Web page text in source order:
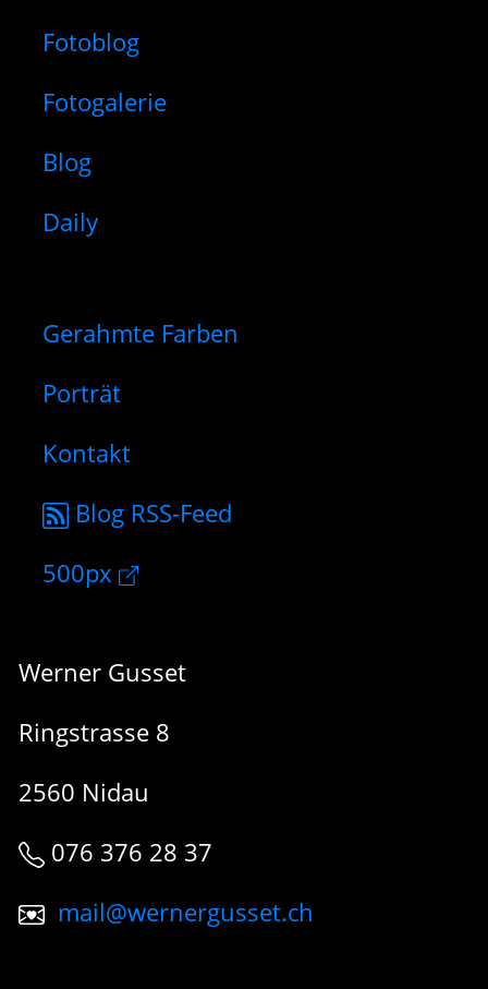
Fotoblog
Fotogalerie
Blog
Daily
Gerahmte Farben
Porträt
Kontakt
Blog RSS-Feed
500px
Werner Gusset
Ringstrasse 8
2560 Nidau
076 376 28 37
mail@wernergusset.ch